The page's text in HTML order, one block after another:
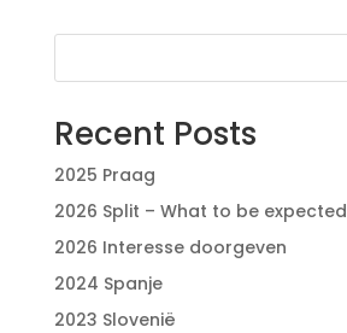
Recent Posts
2025 Praag
2026 Split – What to be expected
2026 Interesse doorgeven
2024 Spanje
2023 Slovenië